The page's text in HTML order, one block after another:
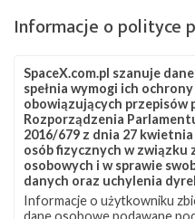
W ciągu kilku dni
Starlink z tego startu na
widocznych przelotów
Heavens-Abovepo
prawym górnym rogu
datą 29 kwietnia (Starlink
Źródła:Jonathan's Space
Informacje o polityce
SpaceX.com.pl szanuje
spełnia wymogi ich
obowiązujących przepisów
Rozporządzenia
2016/679 z dnia 27
osób fizycznych w związku
osobowych i w sprawie
danych oraz uchylenia
Informacje o użytkowniku
dane osobowe podawane